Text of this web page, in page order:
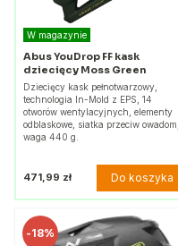
W magazynie
Abus YouDrop FF kask
dziecięcy Moss Green
Dziecięcy kask pełnotwarzowy,
technologia In-Mold z EPS, 14
otworów wentylacyjnych, elementy
odblaskowe, siatka przeciw owadom,
waga 440 g.
471,99 zł Do koszyka
-18%